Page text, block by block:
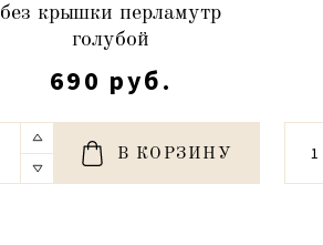
без крышки перламутр
голубой
690 руб.
В КОРЗИНУ